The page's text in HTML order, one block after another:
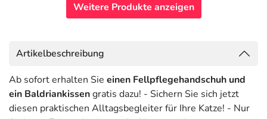
Weitere Produkte anzeigen
Artikelbeschreibung
Ab sofort erhalten Sie einen Fellpflegehandschuh und
ein Baldriankissengratis dazu! - Sichern Sie sich jetzt
diesen praktischen Alltagsbegleiter für Ihre Katze! - Nur